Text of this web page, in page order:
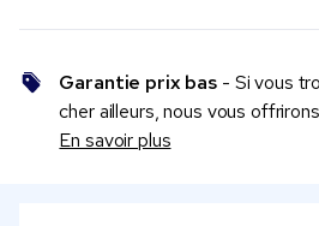
Garantie prix bas - Si vous
cher ailleurs, nous vous
En savoir plus